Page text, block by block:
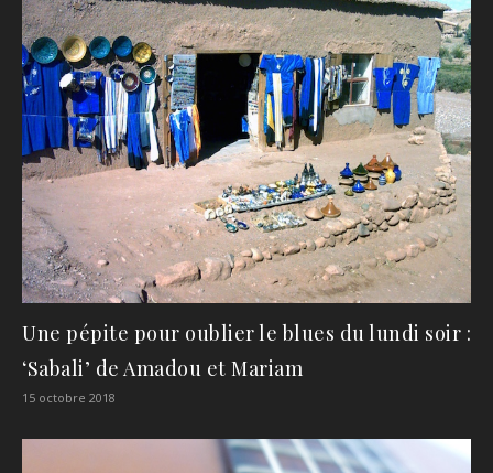
Une pépite pour oublier le blues du lundi soir :
‘Sabali’ de Amadou et Mariam
15 octobre 2018